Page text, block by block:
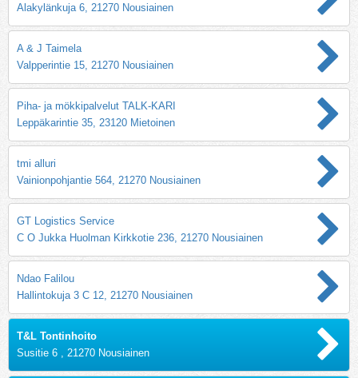
Alakylänkuja 6, 21270 Nousiainen
A & J Taimela
Valpperintie 15, 21270 Nousiainen
Piha- ja mökkipalvelut TALK-KARI
Leppäkarintie 35, 23120 Mietoinen
tmi alluri
Vainionpohjantie 564, 21270 Nousiainen
GT Logistics Service
C O Jukka Huolman Kirkkotie 236, 21270 Nousiainen
Ndao Falilou
Hallintokuja 3 C 12, 21270 Nousiainen
T&L Tontinhoito
Susitie 6 , 21270 Nousiainen